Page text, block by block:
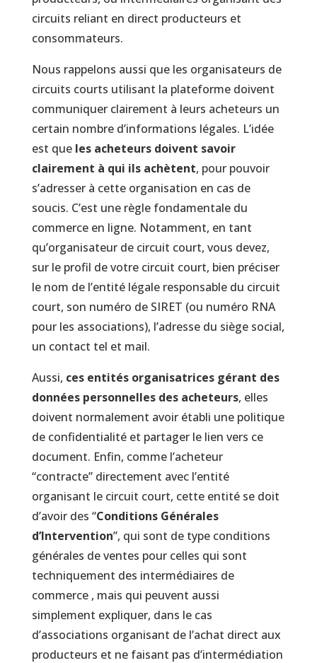
circuits reliant en direct producteurs et
consommateurs.
Nous rappelons aussi que les organisateurs de
circuits courts utilisant la plateforme doivent
communiquer clairement à leurs acheteurs un
certain nombre d’informations légales. L’idée
est que les acheteurs doivent savoir
clairement à qui ils achètent, pour pouvoir
s’adresser à cette organisation en cas de
soucis. C’est une règle fondamentale du
commerce en ligne. Notamment, en tant
qu’organisateur de circuit court, vous devez,
sur le profil de votre circuit court, bien préciser
le nom de l’entité légale responsable du circuit
court, son numéro de SIRET (ou numéro RNA
pour les associations), l’adresse du siège social,
un contact tel et mail.
Aussi, ces entités organisatrices gérant des
données personnelles des acheteurs, elles
doivent normalement avoir établi une politique
de confidentialité et partager le lien vers ce
document. Enfin, comme l’acheteur
“contracte” directement avec l’entité
organisant le circuit court, cette entité se doit
d’avoir des “Conditions Générales
d’Intervention”, qui sont de type conditions
générales de ventes pour celles qui sont
techniquement des intermédiaires de
commerce , mais qui peuvent aussi
simplement expliquer, dans le cas
d’associations organisant de l’achat direct aux
producteurs et ne faisant pas d’intermédiation